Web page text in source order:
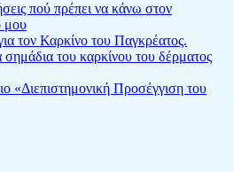
πού πρέπει να κάνω στον
μου
τον Καρκίνο του Παγκρέατος.
σημάδια του καρκίνου του δέρματος
«Διεπιστημονική Προσέγγιση του